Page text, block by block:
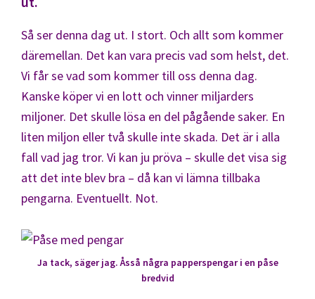
Så ser denna dag ut. I stort. Och allt som kommer
däremellan. Det kan vara precis vad som helst, det.
Vi får se vad som kommer till oss denna dag.
Kanske köper vi en lott och vinner miljarders
miljoner. Det skulle lösa en del pågående saker. En
liten miljon eller två skulle inte skada. Det är i alla
fall vad jag tror. Vi kan ju pröva – skulle det visa sig
att det inte blev bra – då kan vi lämna tillbaka
pengarna. Eventuellt. Not.
Ja tack, säger jag. Åsså några papperspengar i en påse
bredvid